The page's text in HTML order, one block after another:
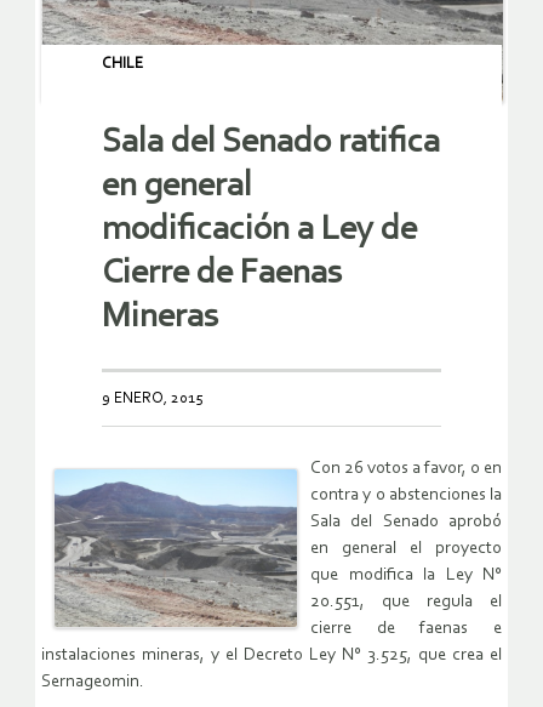
CHILE
Sala del Senado ratifica
en general
modificación a Ley de
Cierre de Faenas
Mineras
9 ENERO, 2015
Con 26 votos a favor, 0 en
contra y 0 abstenciones la
Sala del Senado aprobó
en general el proyecto
que modifica la Ley N°
20.551, que regula el
cierre de faenas e
instalaciones mineras, y el Decreto Ley N° 3.525, que crea el
Sernageomin.